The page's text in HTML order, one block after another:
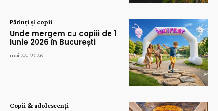
Părinți și copii
Unde mergem cu copiii de 1
Iunie 2026 în București
mai 22, 2026
Copii & adolescenți